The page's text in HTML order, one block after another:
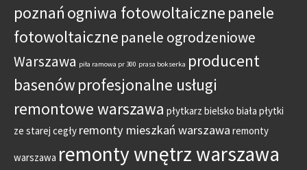
poznań ogniwa fotowoltaiczne panele
fotowoltaiczne panele ogrodzeniowe
Warszawa piła ramowa pr 300 prasa bokserka producent
basenów profesjonalne usługi
remontowe warszawa płytkarz bielsko biała płytki
ze starej cegły remonty mieszkań warszawa remonty
warszawa remonty wnętrz warszawa